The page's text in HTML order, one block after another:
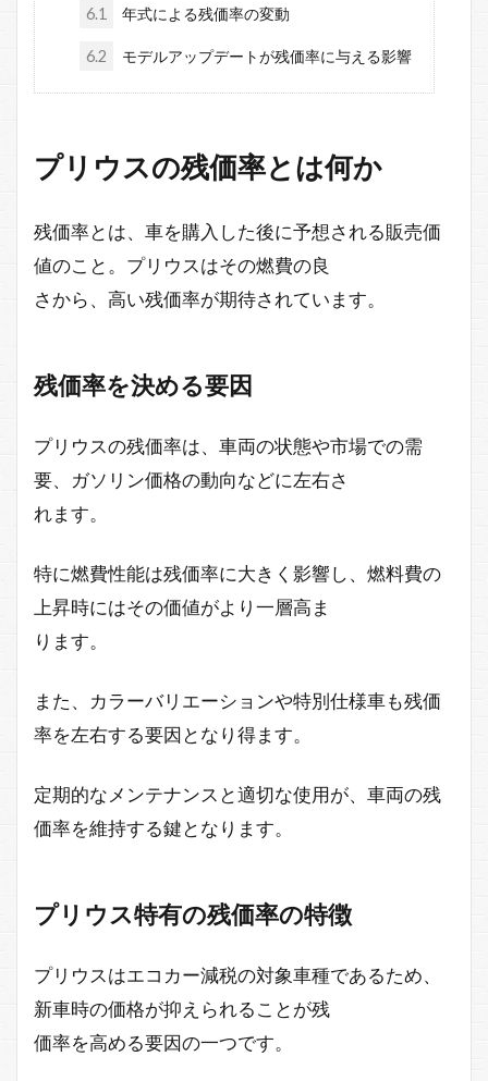
6.1 年式による残価率の変動
6.2 モデルアップデートが残価率に与える影響
プリウスの残価率とは何か
残価率とは、車を購入した後に予想される販売価
値のこと。プリウスはその燃費の良
さから、高い残価率が期待されています。
残価率を決める要因
プリウスの残価率は、車両の状態や市場での需
要、ガソリン価格の動向などに左右さ
れます。
特に燃費性能は残価率に大きく影響し、燃料費の
上昇時にはその価値がより一層高ま
ります。
また、カラーバリエーションや特別仕様車も残価
率を左右する要因となり得ます。
定期的なメンテナンスと適切な使用が、車両の残
価率を維持する鍵となります。
プリウス特有の残価率の特徴
プリウスはエコカー減税の対象車種であるため、
新車時の価格が抑えられることが残
価率を高める要因の一つです。